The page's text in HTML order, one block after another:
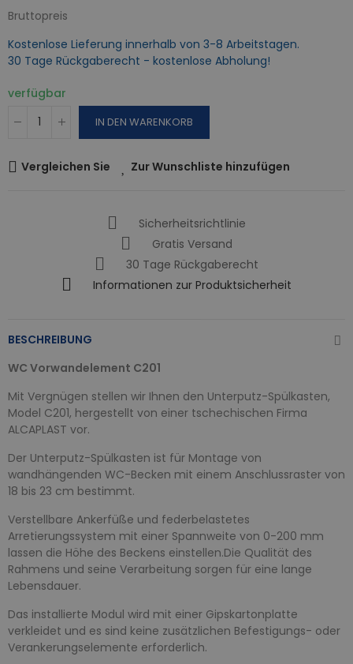
Bruttopreis
Kostenlose Lieferung innerhalb von 3-8 Arbeitstagen.
30 Tage Rückgaberecht - kostenlose Abholung!
verfügbar
IN DEN WARENKORB
Vergleichen Sie Zur Wunschliste hinzufügen
Sicherheitsrichtlinie
Gratis Versand
30 Tage Rückgaberecht
Informationen zur Produktsicherheit
BESCHREIBUNG
WC Vorwandelement C201
Mit Vergnügen stellen wir Ihnen den Unterputz-Spülkasten,
Model C201, hergestellt von einer tschechischen Firma
ALCAPLAST vor.
Der Unterputz-Spülkasten ist für Montage von
wandhängenden WC-Becken mit einem Anschlussraster von
18 bis 23 cm bestimmt.
Verstellbare Ankerfüße und federbelastetes
Arretierungssystem mit einer Spannweite von 0-200 mm
lassen die Höhe des Beckens einstellen.Die Qualität des
Rahmens und seine Verarbeitung sorgen für eine lange
Lebensdauer.
Das installierte Modul wird mit einer Gipskartonplatte
verkleidet und es sind keine zusätzlichen Befestigungs- oder
Verankerungselemente erforderlich.